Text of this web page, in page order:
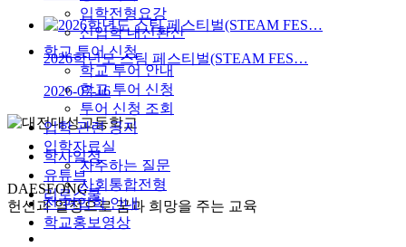
입학전형요강
신입학 내신환산
학교 투어 신청
학교 투어 안내
학교 투어 신청
투어 신청 조회
입학 관련 공지
입학자료실
자주하는 질문
사회통합전형
전·편입학 안내
학교홍보영상
2026학년도 스팀 페스티벌(STEAM FES…
2026-07-16
학사일정
유튜브
리로스쿨
DAESEONG
헌신과 열정으로 꿈과 희망을 주는 교육